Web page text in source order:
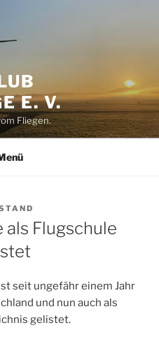
E. V.
Fliegen.
als Flugschule
seit ungefähr einem Jahr
und nun auch als
gelistet.